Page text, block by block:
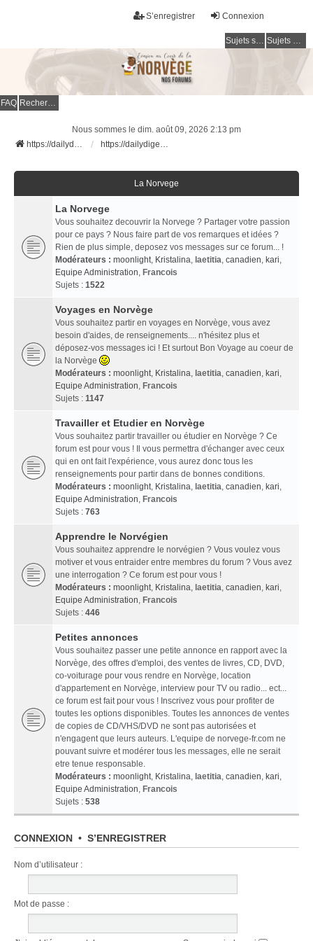
Connexion
S’enregistrer
Sujets sans réponse Sujets actifs
FAQ Rechercher
Nous sommes le dim. août 09, 2026 2:13 pm
https://dailydigesthub.com
https://dailydigesthub.com
La Norvege
La Norvege
Vous souhaitez decouvrir la Norvege ? Partager votre passion
pour ce pays ? Nous faire part de vos remarques et idées ?
Rien de plus simple, deposez vos messages sur ce forum... !
Modérateurs : moonlight, Kristalina, laetitia, canadien, kari,
Equipe Administration, Francois
Sujets : 1522
Voyages en Norvège
Vous souhaitez partir en voyages en Norvège, vous avez
besoin d'aides, de renseignements.... n'hésitez plus et
déposez-vos messages ici ! Et surtout Bon Voyage au coeur de
la Norvège
Modérateurs : moonlight, Kristalina, laetitia, canadien, kari,
Equipe Administration, Francois
Sujets : 1147
Travailler et Etudier en Norvège
Vous souhaitez partir travailler ou étudier en Norvège ? Ce
forum est pour vous ! Il vous permettra d'échanger avec ceux
qui en ont fait l'expérience, vous aurez donc tous les
renseignements pour partir dans de bonnes conditions.
Modérateurs : moonlight, Kristalina, laetitia, canadien, kari,
Equipe Administration, Francois
Sujets : 763
Apprendre le Norvégien
Vous souhaitez apprendre le norvégien ? Vous voulez vous
motiver et vous entraider entre membres du forum ? Vous avez
une interrogation ? Ce forum est pour vous !
Modérateurs : moonlight, Kristalina, laetitia, canadien, kari,
Equipe Administration, Francois
Sujets : 446
Petites annonces
Vous souhaitez passer une petite annonce en rapport avec la
Norvège, des offres d'emploi, des ventes de livres, CD, DVD,
co-voiturage pour vous rendre en Norvège, location
d'appartement en Norvège, interview pour TV ou radio... ect...
ce forum est fait pour vous ! Inscrivez vous pour profiter de
toutes les options disponibles. Toutes les annonces de ventes
de copies de CD/VHS/DVD ne sont pas autorisées et
n'engagent que leurs auteurs. L'equipe de norvege-fr.com ne
pouvant suivre et modérer tous les messages, elle ne serait
etre tenue responsable.
Modérateurs : moonlight, Kristalina, laetitia, canadien, kari,
Equipe Administration, Francois
Sujets : 538
CONNEXION • S’ENREGISTRER
Nom d’utilisateur :
Mot de passe :